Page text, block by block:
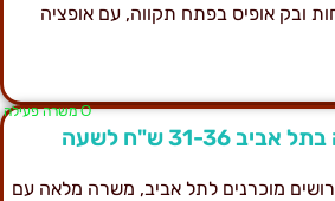
ובק אופיס בפתח תקווה, עם אופציה
Ο משרה פעילה
36 ש"ח לשעה
מוכרנים לתל אביב, משרה מלאה עם